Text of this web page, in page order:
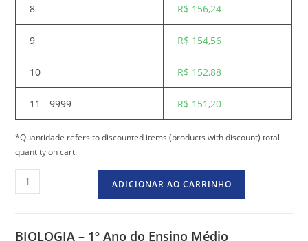
8 R$ 156,24
9 R$ 154,56
10 R$ 152,88
11 - 9999 R$ 151,20
*Quantidade refers to discounted items (products with discount) total
quantity on cart.
ADICIONAR AO CARRINHO
BIOLOGIA – 1º Ano do Ensino Médio